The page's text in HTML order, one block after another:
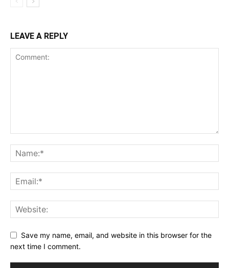
LEAVE A REPLY
Save my name, email, and website in this browser for the
next time I comment.